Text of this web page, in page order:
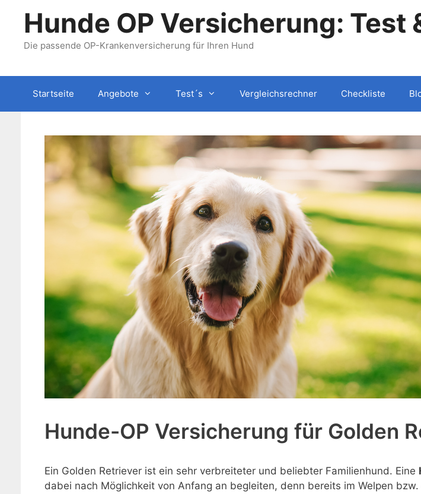
springenHunde OP Versicherung: Test
Die passende OP-Krankenversicherung für Ihren Hund
Startseite Angebote Test´s Vergleichsrechner Checkliste
Hunde-OP Versicherung für Golden
Ein Golden Retriever ist ein sehr verbreiteter und beliebter Familienhund. Eine
dabei nach Möglichkeit von Anfang an begleiten, denn bereits im Welpen